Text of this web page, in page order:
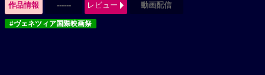
作品情報 ------ レビュー 動画配信
#ヴェネツィア国際映画祭